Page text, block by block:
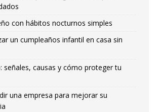
con hábitos nocturnos simples
un cumpleaños infantil en casa sin
señales, causas y cómo proteger tu
una empresa para mejorar su